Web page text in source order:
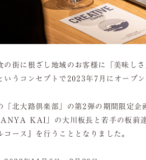
の街に根ざし地域のお客様に「美味し
いうコンセプトで2023年7月にオープン
「北大路倶楽部」の第2弾の期間限定企
KAI」の大川板長と若手の板前
コース』を行うこととなりました。